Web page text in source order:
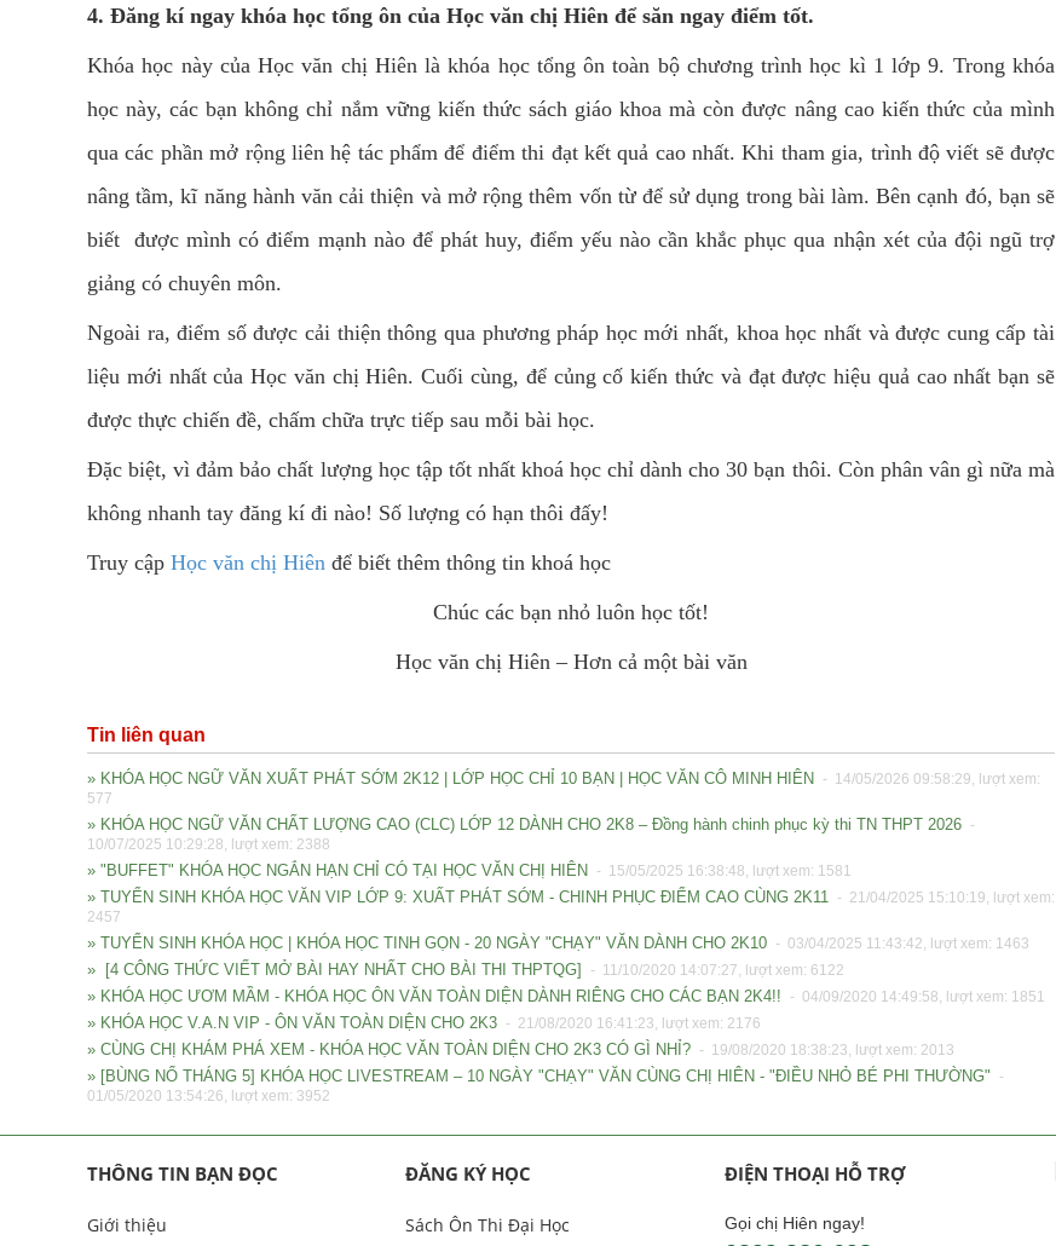
4. Đăng kí ngay khóa học tổng ôn của Học văn chị Hiên để săn ngay điểm tốt.
Khóa học này của Học văn chị Hiên là khóa học tổng ôn toàn bộ chương trình học kì 1 lớp 9. Trong khóa
học này, các bạn không chỉ nắm vững kiến thức sách giáo khoa mà còn được nâng cao kiến thức của mình
qua các phần mở rộng liên hệ tác phẩm để điểm thi đạt kết quả cao nhất. Khi tham gia, trình độ viết sẽ được
nâng tầm, kĩ năng hành văn cải thiện và mở rộng thêm vốn từ để sử dụng trong bài làm. Bên cạnh đó, bạn sẽ
biết được mình có điểm mạnh nào để phát huy, điểm yếu nào cần khắc phục qua nhận xét của đội ngũ trợ
giảng có chuyên môn.
Ngoài ra, điểm số được cải thiện thông qua phương pháp học mới nhất, khoa học nhất và được cung cấp tài
liệu mới nhất của Học văn chị Hiên. Cuối cùng, để củng cố kiến thức và đạt được hiệu quả cao nhất bạn sẽ
được thực chiến đề, chấm chữa trực tiếp sau mỗi bài học.
Đặc biệt, vì đảm bảo chất lượng học tập tốt nhất khoá học chỉ dành cho 30 bạn thôi. Còn phân vân gì nữa mà
không nhanh tay đăng kí đi nào! Số lượng có hạn thôi đấy!
Truy cập Học văn chị Hiên để biết thêm thông tin khoá học
Chúc các bạn nhỏ luôn học tốt!
Học văn chị Hiên – Hơn cả một bài văn
Tin liên quan
» KHÓA HỌC NGỮ VĂN XUẤT PHÁT SỚM 2K12 | LỚP HỌC CHỈ 10 BẠN | HỌC VĂN CÔ MINH HIÊN
- 14/05/2026 09:58:29, lượt xem:
577
» KHÓA HỌC NGỮ VĂN CHẤT LƯỢNG CAO (CLC) LỚP 12 DÀNH CHO 2K8 – Đồng hành chinh phục kỳ thi TN THPT 2026 -
10/07/2025 10:29:28, lượt xem: 2388
» "BUFFET" KHÓA HỌC NGẮN HẠN CHỈ CÓ TẠI HỌC VĂN CHỊ HIÊN - 15/05/2025 16:38:48, lượt xem: 1581
» TUYỂN SINH KHÓA HỌC VĂN VIP LỚP 9: XUẤT PHÁT SỚM - CHINH PHỤC ĐIỂM CAO CÙNG 2K11 - 21/04/2025 15:10:19, lượt xem:
2457
» TUYỂN SINH KHÓA HỌC | KHÓA HỌC TINH GỌN - 20 NGÀY "CHẠY" VĂN DÀNH CHO 2K10 - 03/04/2025 11:43:42, lượt xem: 1463
» [4 CÔNG THỨC VIẾT MỞ BÀI HAY NHẤT CHO BÀI THI THPTQG] - 11/10/2020 14:07:27, lượt xem: 6122
» KHÓA HỌC ƯƠM MẦM - KHÓA HỌC ÔN VĂN TOÀN DIỆN DÀNH RIÊNG CHO CÁC BẠN 2K4!! - 04/09/2020 14:49:58, lượt xem: 1851
» KHÓA HỌC V.A.N VIP - ÔN VĂN TOÀN DIỆN CHO 2K3 - 21/08/2020 16:41:23, lượt xem: 2176
» CÙNG CHỊ KHÁM PHÁ XEM - KHÓA HỌC VĂN TOÀN DIỆN CHO 2K3 CÓ GÌ NHỈ? - 19/08/2020 18:38:23, lượt xem: 2013
» [BÙNG NỔ THÁNG 5] KHÓA HỌC LIVESTREAM – 10 NGÀY "CHẠY" VĂN CÙNG CHỊ HIÊN - "ĐIỀU NHỎ BÉ PHI THƯỜNG"
-
01/05/2020 13:54:26, lượt xem: 3952
THÔNG TIN BẠN ĐỌC
Giới thiệu
ĐĂNG KÝ HỌC
Sách Ôn Thi Đại Học
ĐIỆN THOẠI HỖ TRỢ
Gọi chị Hiên ngay!